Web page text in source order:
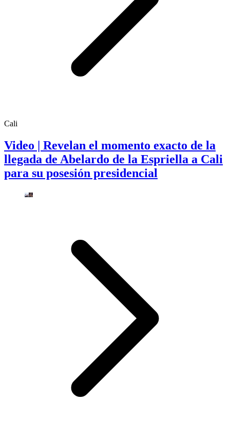
Cali
Video | Revelan el momento exacto de la
llegada de Abelardo de la Espriella a Cali
para su posesión presidencial